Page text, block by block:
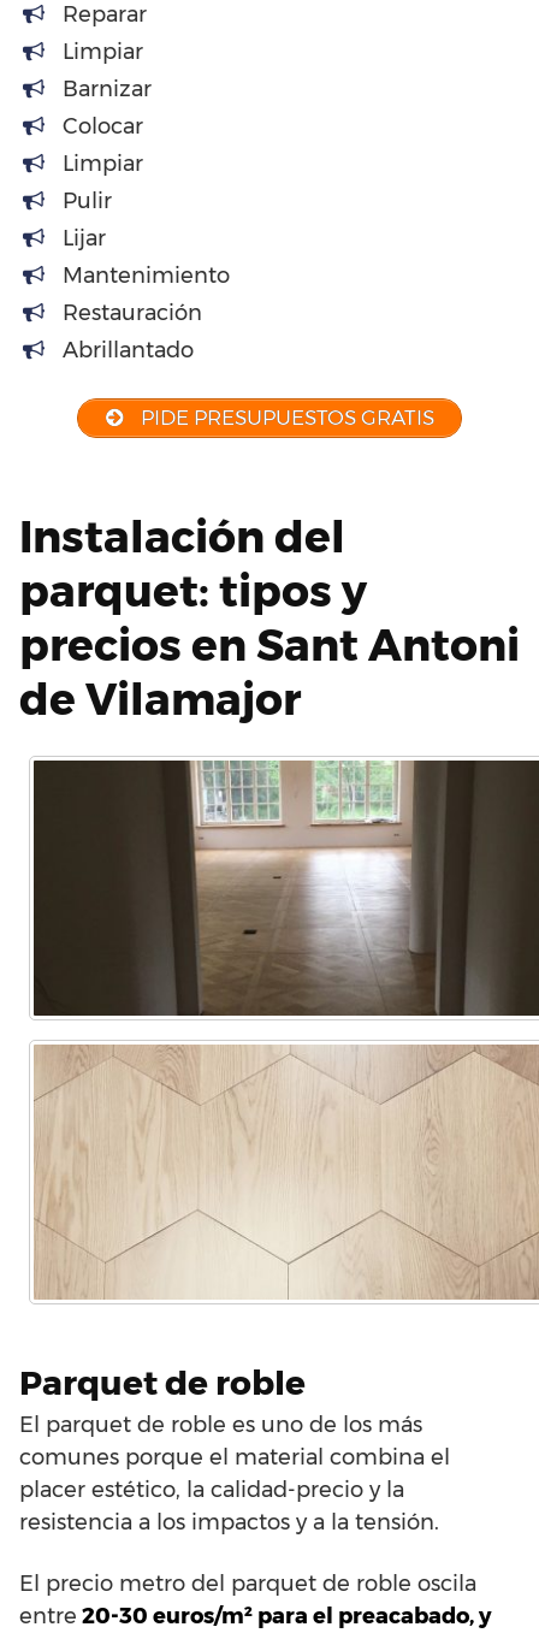
Reparar
Limpiar
Barnizar
Colocar
Limpiar
Pulir
Lijar
Mantenimiento
Restauración
Abrillantado
PIDE PRESUPUESTOS GRATIS
Instalación del
parquet: tipos y
precios en Sant Antoni
de Vilamajor
Parquet de roble
El parquet de roble es uno de los más
comunes porque el material combina el
placer estético, la calidad-precio y la
resistencia a los impactos y a la tensión.
El precio metro del parquet de roble oscila
entre 20-30 euros/m² para el preacabado, y